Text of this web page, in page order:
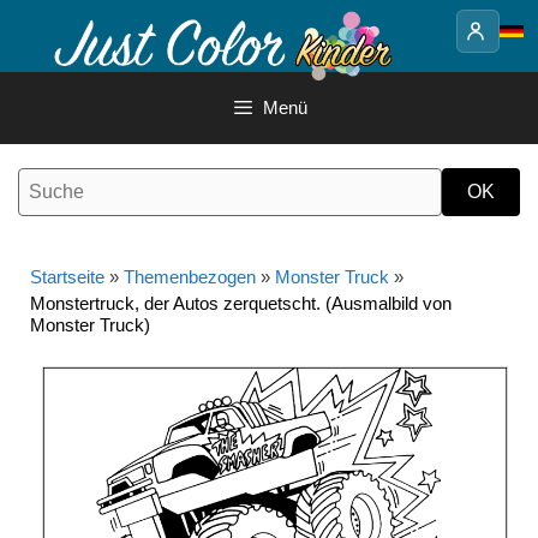
Inhalt
Menü
Startseite » Themenbezogen » Monster Truck »
Monstertruck, der Autos zerquetscht. (Ausmalbild von
Monster Truck)